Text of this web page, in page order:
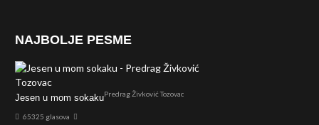
NAJBOLJE PESME
Jesen u mom sokakuPredrag Živković Tozovac
65325 glasova